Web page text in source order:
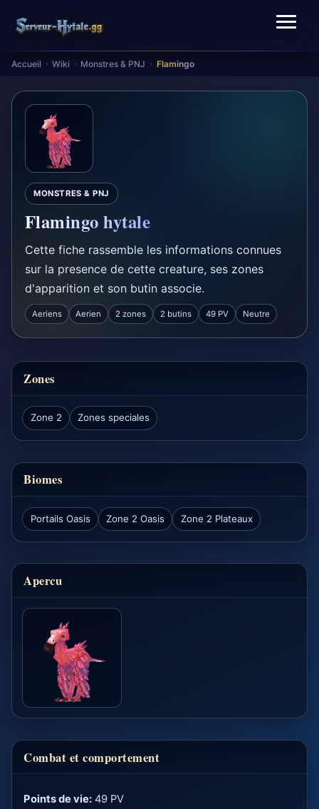
Accueil › Wiki › Monstres & PNJ › Flamingo
MONSTRES & PNJ
Flamingo hytale
Cette fiche rassemble les informations connues
sur la presence de cette creature, ses zones
d'apparition et son butin associe.
Aeriens Aerien 2 zones 2 butins 49 PV Neutre
Zones
Zone 2 Zones speciales
Biomes
Portails Oasis Zone 2 Oasis Zone 2 Plateaux
Apercu
Combat et comportement
Points de vie: 49 PV